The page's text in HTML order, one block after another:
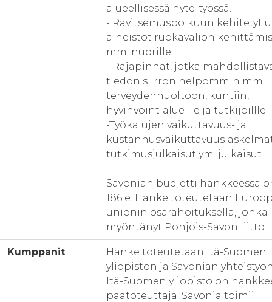
alueellisessä hyte-työssä.
- Ravitsemuspolkuun kehitetyt
aineistot ruokavalion
mm. nuorille.
- Rajapinnat, jotka
tiedon siirron helpommin mm.
terveydenhuoltoon, kuntiin,
hyvinvointialueille ja tutkijoillle.
-Työkalujen vaikuttavuus- ja
tutkimusjulkaisut ym. julkaisut
Savonian budjetti hankkeessa
186 e. Hanke toteutetaan
unionin osarahoituksella, jonka
myöntänyt Pohjois-Savon liitto.
Kumppanit
Hanke toteutetaan Itä-Suomen
yliopiston ja Savonian
Itä-Suomen yliopisto on
päätoteuttaja. Savonia toimii